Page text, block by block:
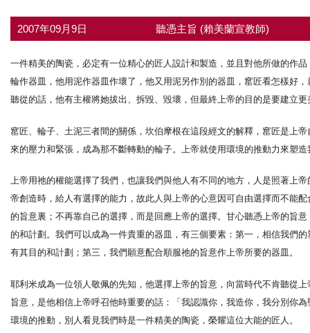
2007年09月9日 聽憑主旨 (賴美蘭宣教師)
一件精美的陶瓷，必定有一位精心的匠人設計和製造，並且對他所做的作
輪作器皿，他用泥作器皿作壞了，他又用泥另作別的器皿，窰匠看怎樣好
聽從的話，他有主權將她拔出、拆毀、毀壞，但最終上帝的目的是要建立更
窰匠、輪子、土泥三者間的關係，坎伯摩根在這段經文的解釋，窰匠是上
來的壓力和緊張，成為那不斷轉動的輪子。上帝就使用環境的推動力來塑
上帝用祂的權能選擇了我們，也讓我們與他人有不同的地方，人是照著上
帝創造時，給人有選擇的能力，故此人與上帝的心意因可自由選擇而不能
的旨意裏；不再靠自己的選擇，而是回應上帝的選擇。甘心聽憑上帝的旨
的和計劃。我們可以成為一件貴重的器皿，有三個要素：第一，相信我們
有其目的和計劃；第三，我們願意配合順服祂的旨意作上帝所要的器皿。
耶利米成為一位領人敬佩的先知，他選擇上帝的旨意，向當時代不肯聽從
旨意，是他相信上帝呼召他時重要的話：「我認識你，我造你，我分別你
環境的推動，別人看見我們時是一件精美的陶瓷，榮耀這位大能的匠人。